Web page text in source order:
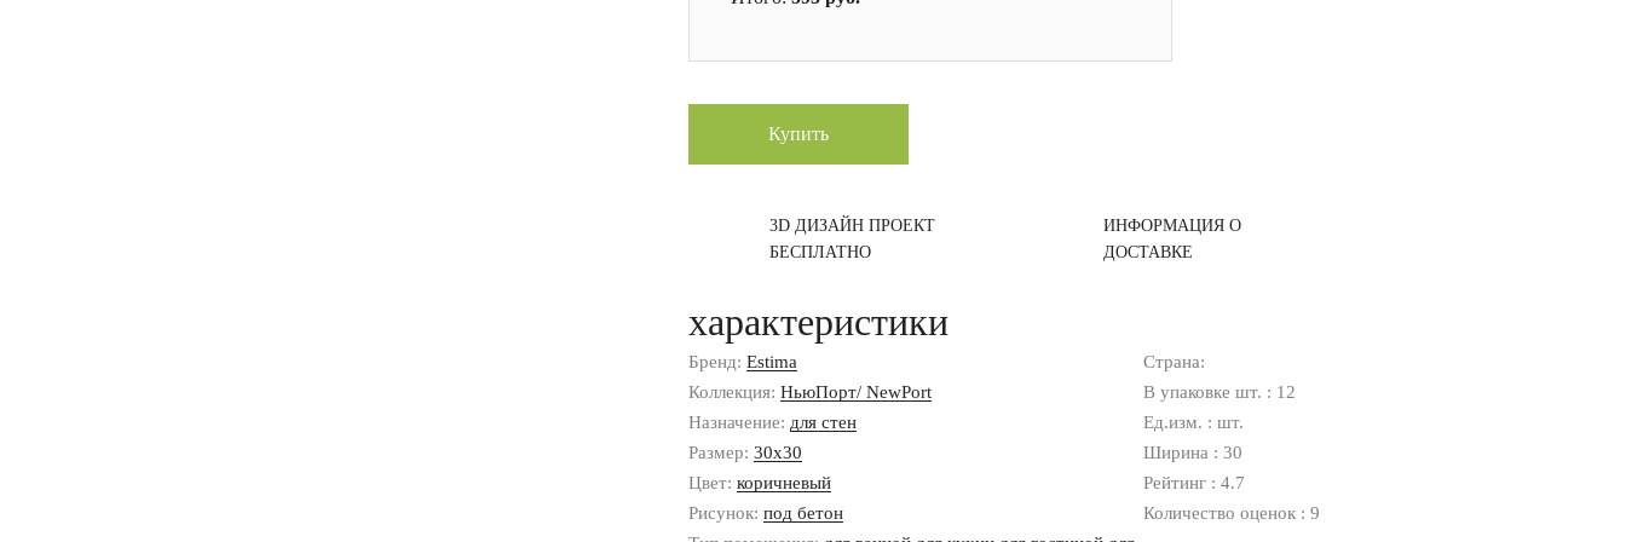
Купить
3D ДИЗАЙН ПРОЕКТ
БЕСПЛАТНО
ИНФОРМАЦИЯ О
ДОСТАВКЕ
характеристики
Бренд: Estima
Коллекция: НьюПорт/ NewPort
Назначение: для стен
Размер: 30x30
Цвет: коричневый
Рисунок: под бетон
Страна:
В упаковке шт. : 12
Ед.изм. : шт.
Ширина : 30
Рейтинг : 4.7
Количество оценок : 9